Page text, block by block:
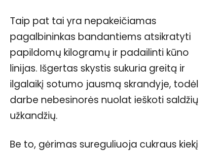
Taip pat tai yra nepakeičiamas
pagalbininkas bandantiems atsikratyti
papildomų kilogramų ir padailinti kūno
linijas. Išgertas skystis sukuria greitą ir
ilgalaikį sotumo jausmą skrandyje, todėl
darbe nebesinorės nuolat ieškoti saldžių
užkandžių.
Be to, gėrimas sureguliuoja cukraus kiekį